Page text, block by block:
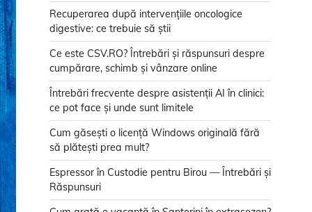
Recuperarea după intervențiile oncologice
digestive: ce trebuie să știi
Ce este CSV.RO? Întrebări și răspunsuri despre
cumpărare, schimb și vânzare online
Întrebări frecvente despre asistenții AI în clinici:
ce pot face și unde sunt limitele
Cum găsești o licență Windows originală fără
să plătești prea mult?
Espressor în Custodie pentru Birou — Întrebări și
Răspunsuri